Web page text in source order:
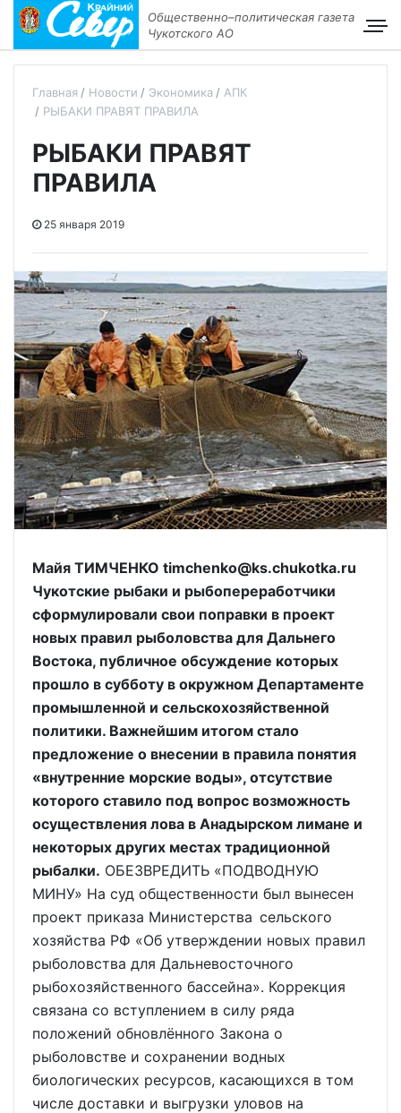
Общественно–политическая газета
Чукотского АО
Главная Новости Экономика
АПК
РЫБАКИ ПРАВЯТ ПРАВИЛА
РЫБАКИ ПРАВЯТ
ПРАВИЛА
25 января 2019
Майя ТИМЧЕНКО timchenko@ks.chukotka.ru
Чукотские рыбаки и рыбопереработчики
сформулировали свои поправки в проект
новых правил рыболовства для Дальнего
Востока, публичное обсуждение которых
прошло в субботу в окружном Департаменте
промышленной и сельскохозяйственной
политики. Важнейшим итогом стало
предложение о внесении в правила понятия
«внутренние морские воды», отсутствие
которого ставило под вопрос возможность
осуществления лова в Анадырском лимане и
некоторых других местах традиционной
рыбалки. ОБЕЗВРЕДИТЬ «ПОДВОДНУЮ
МИНУ» На суд общественности был вынесен
проект приказа Министерства сельского
хозяйства РФ «Об утверждении новых правил
рыболовства для Дальневосточного
рыбохозяйственного бассейна». Коррекция
связана со вступлением в силу ряда
положений обновлённого Закона о
рыболовстве и сохранении водных
биологических ресурсов, касающихся в том
числе доставки и выгрузки уловов на